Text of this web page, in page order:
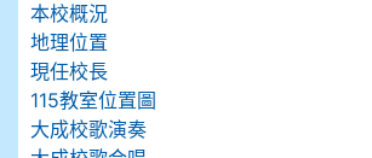
本校概況
地理位置
現任校長
115教室位置圖
大成校歌演奏